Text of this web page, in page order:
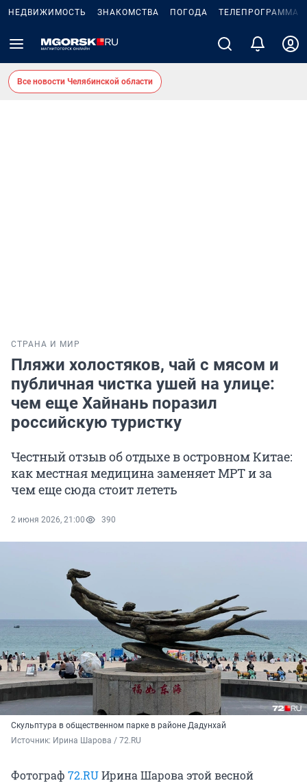
НЕДВИЖИМОСТЬ ЗНАКОМСТВА ПОГОДА ТЕЛЕПРОГРАММА
Все новости Челябинской области
СТРАНА И МИР
Пляжи холостяков, чай с мясом и
публичная чистка ушей на улице:
чем еще Хайнань поразил
российскую туристку
Честный отзыв об отдыхе в островном Китае:
как местная медицина заменяет МРТ и за
чем еще сюда стоит лететь
2 июня 2026, 21:00 390
Скульптура в общественном парке в районе Дадунхай
Источник: Ирина Шарова / 72.RU
Фотограф 72.RUИрина Шарова этой весной